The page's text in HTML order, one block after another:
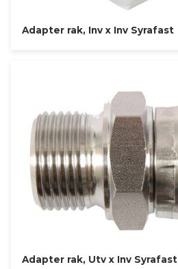
Adapter rak, Inv x Inv Syrafast
Adapter rak, Utv x Inv Syrafast